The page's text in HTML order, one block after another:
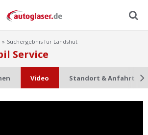
Menu
Suchergebnis für Landshut
Service
Video Standort & Anfahrt